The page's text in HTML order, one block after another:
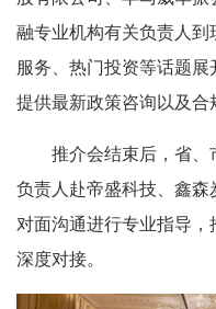
融专业机构有关负责人
服务、热门投资等话题
提供最新政策咨询以及合
推介会结束后，省、
负责人赴帝盛科技、鑫
对面沟通进行专业指导
深度对接。